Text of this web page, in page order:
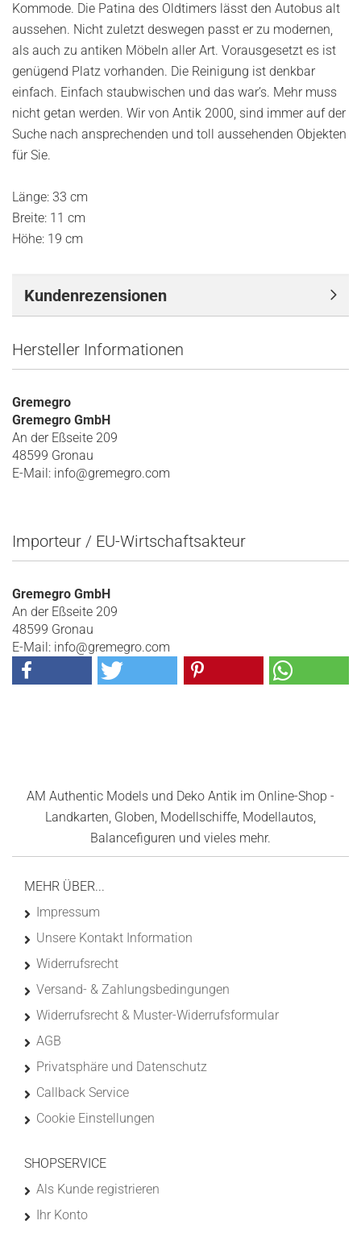
Kommode. Die Patina des Oldtimers lässt den Autobus alt
aussehen. Nicht zuletzt deswegen passt er zu modernen,
als auch zu antiken Möbeln aller Art. Vorausgesetzt es ist
genügend Platz vorhanden. Die Reinigung ist denkbar
einfach. Einfach staubwischen und das war’s. Mehr muss
nicht getan werden. Wir von Antik 2000, sind immer auf der
Suche nach ansprechenden und toll aussehenden Objekten
für Sie.
Länge: 33 cm
Breite: 11 cm
Höhe: 19 cm
Kundenrezensionen
Hersteller Informationen
Gremegro
Gremegro GmbH
An der Eßseite 209
48599 Gronau
E-Mail: info@gremegro.com
Importeur / EU-Wirtschaftsakteur
Gremegro GmbH
An der Eßseite 209
48599 Gronau
E-Mail: info@gremegro.com
AM Authentic Models und Deko Antik im Online-Shop -
Landkarten, Globen, Modellschiffe, Modellautos,
Balancefiguren und vieles mehr.
MEHR ÜBER...
Impressum
Unsere Kontakt Information
Widerrufsrecht
Versand- & Zahlungsbedingungen
Widerrufsrecht & Muster-Widerrufsformular
AGB
Privatsphäre und Datenschutz
Callback Service
Cookie Einstellungen
SHOPSERVICE
Als Kunde registrieren
Ihr Konto